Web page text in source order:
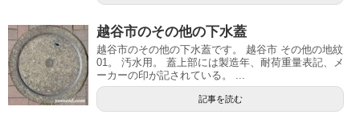
越谷市のその他の下水蓋
越谷市のその他の下水蓋です。 越谷市 その他の地紋
01。 汚水用。 蓋上部には製造年、耐荷重量表記、メ
ーカーの印が記されている。 ...
記事を読む